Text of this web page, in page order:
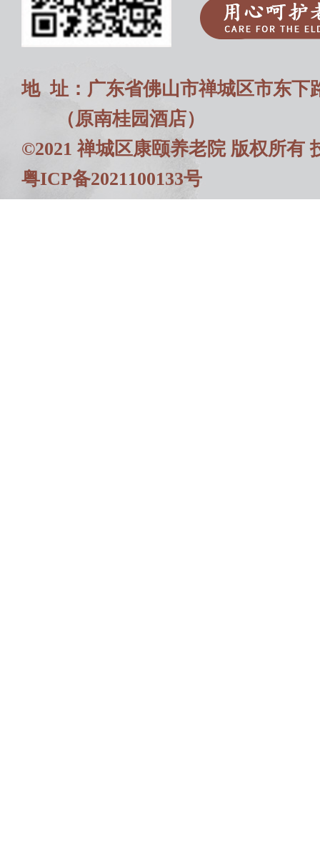
地 址：广东省佛山市禅城区市东下
（原南桂园酒店）
©2021 禅城区康颐养老院 版权所有
粤ICP备2021100133号